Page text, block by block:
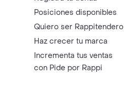
Posiciones disponibles
Quiero ser Rappitendero
Haz crecer tu marca
Incrementa tus ventas
con Pide por Rappi